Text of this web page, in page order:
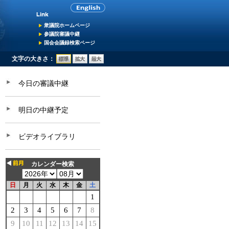
衆議院ホームページ
参議院審議中継
国会会議録検索ページ
文字の大きさ：
今日の審議中継
明日の中継予定
ビデオライブラリ
カレンダー検索
日 月 火 水 木 金 土
1
2
3 4 5 6 7
8
9
10 11 12 13 14
15